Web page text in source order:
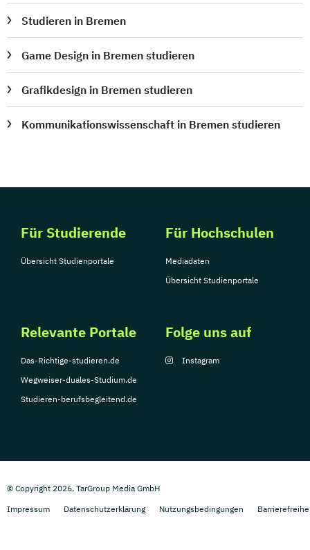
Studieren in Bremen
Game Design in Bremen studieren
Grafikdesign in Bremen studieren
Kommunikationswissenschaft in Bremen studieren
Für Studierende
Übersicht Studienportale
Für Hochschulen
Mediadaten
Übersicht Studienportale
Relevante Portale
Das-Richtige-studieren.de
Wegweiser-duales-Studium.de
Studieren-berufsbegleitend.de
Folge uns auf
Instagram
© Copyright 2026, TarGroup Media GmbH
Impressum
Datenschutzerklärung Nutzungsbedingungen